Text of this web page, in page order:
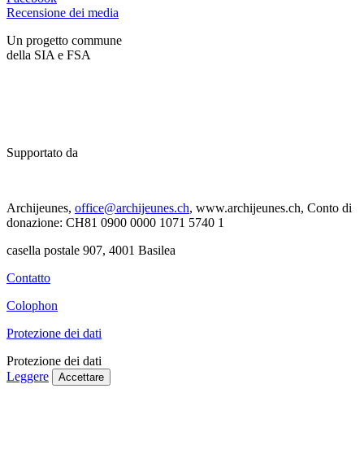
Recensione dei media
Un progetto commune
della SIA e FSA
Supportato da
Archijeunes, office@archijeunes.ch, www.archijeunes.ch, Conto di
donazione: CH81 0900 0000 1071 5740 1
casella postale 907, 4001 Basilea
Contatto
Colophon
Protezione dei dati
Protezione dei dati
Leggere
Accettare